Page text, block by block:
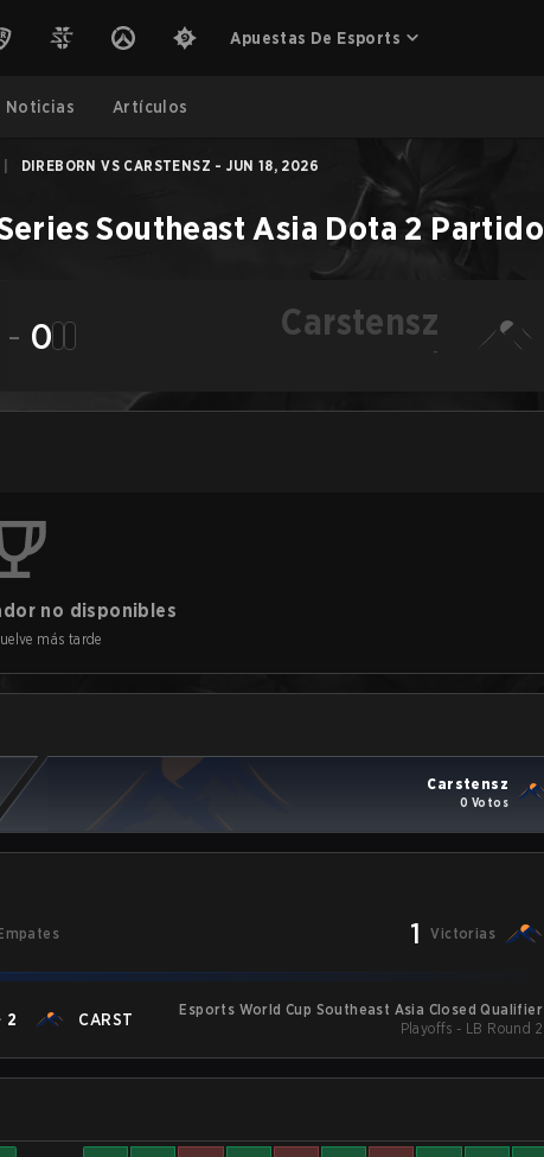
Apuestas De Esports
Noticias Artículos
DIREBORN VS CARSTENSZ - JUN 18, 2026
Southeast Asia Dota 2 Partido
- 0 Carstensz
-
no disponibles
más tarde
Carstensz
0 Votos
1 Victorias
2 CARST
Esports World Cup Southeast Asia Closed Qualifier
Playoffs - LB Round 2